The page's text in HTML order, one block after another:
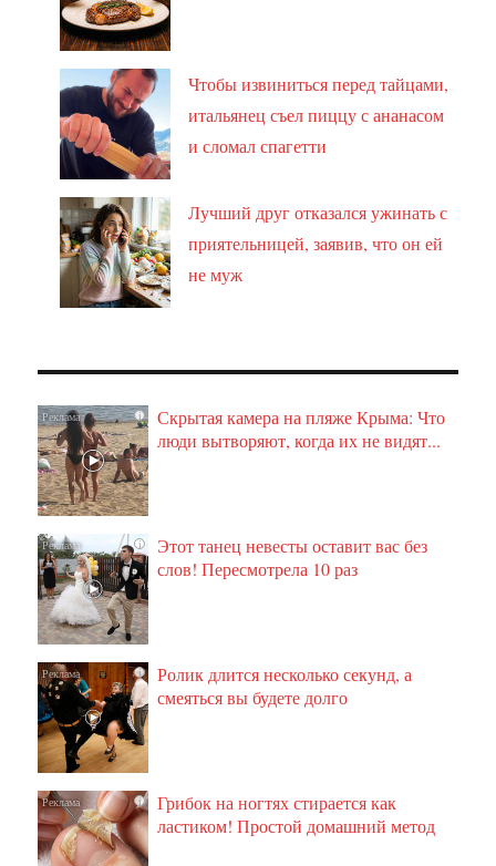
Чтобы извиниться перед тайцами,
итальянец съел пиццу с ананасом
и сломал спагетти
Лучший друг отказался ужинать с
приятельницей, заявив, что он ей
не муж
i
Скрытая камера на пляже Крыма: Что
люди вытворяют, когда их не видят...
i
Этот танец невесты оставит вас без
слов! Пересмотрела 10 раз
i
Ролик длится несколько секунд, а
смеяться вы будете долго
i
Грибок на ногтях стирается как
ластиком! Простой домашний метод